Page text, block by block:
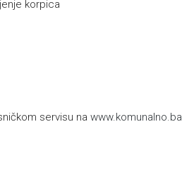
korpica
servisu na www.komunalno.ba